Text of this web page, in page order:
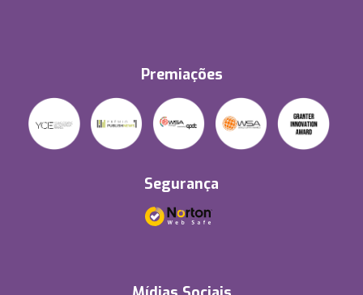
Premiações
Segurança